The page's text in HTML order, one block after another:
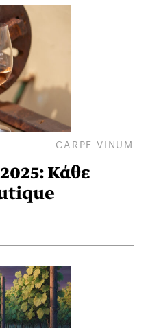
CARPE VINUM
Κάθε